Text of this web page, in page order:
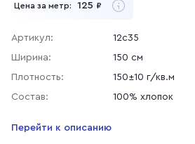
Цена за метр: 125 ₽
Артикул:
12с35
Ширина:
150 см
Плотность:
150±10 г/кв.м
Состав:
100% хлопок
Перейти к описанию